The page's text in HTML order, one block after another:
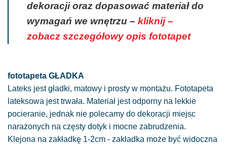
dekoracji oraz dopasować materiał do
wymagań we wnętrzu – kliknij –
zobacz szczegółowy opis fototapet
fototapeta GŁADKA
Lateks jest gładki, matowy i prosty w montażu. Fototapeta
lateksowa jest trwała. Materiał jest odporny na lekkie
pocieranie, jednak nie polecamy do dekoracji miejsc
narażonych na częsty dotyk i mocne zabrudzenia.
Klejona na zakładkę 1-2cm - zakładka może być widoczna